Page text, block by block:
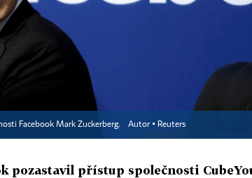
Facebook Mark Zuckerberg. Autor ▪ Reuters
pozastavil přístup společnosti